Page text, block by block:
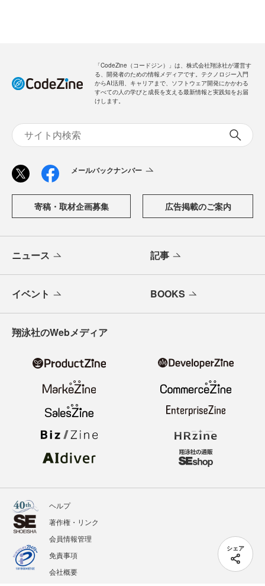
シェア
「CodeZine（コードジン）」は、株式会社翔泳社が運営す
る、開発者のための情報メディアです。テクノロジー入門
からAI活用、キャリアまで、ソフトウェア開発にかかわる
すべての人の学びと成長を支える最新情報と実践知をお届
けします。
メールバックナンバー
寄稿・取材企画募集 広告掲載のご案内
ニュース 記事
イベント BOOKS
翔泳社のWebメディア
ヘルプ
著作権・リンク
会員情報管理
免責事項
会社概要